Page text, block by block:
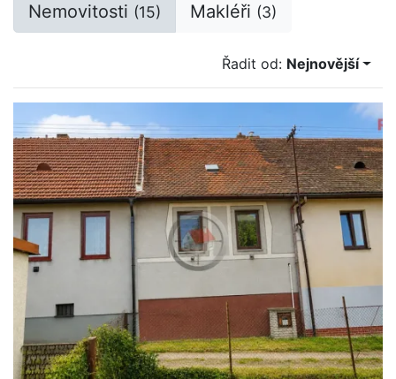
Nemovitosti (15) Makléři (3)
Řadit od: Nejnovější